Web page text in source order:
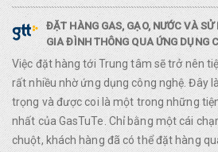
ĐẶT HÀNG GAS, GẠO, NƯỚC VÀ
GIA ĐÌNH THÔNG QUA ỨNG DỤNG
Việc đặt hàng tới Trung tâm sẽ trở nên
rất nhiều nhờ ứng dụng công nghệ. Đây
trọng và được coi là một trong những
nhất của GasTuTe. Chỉ bằng một cái
chuột, khách hàng đã có thể đặt hàng